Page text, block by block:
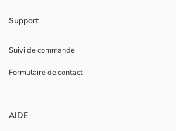
Support
Suivi de commande
Formulaire de contact
AIDE